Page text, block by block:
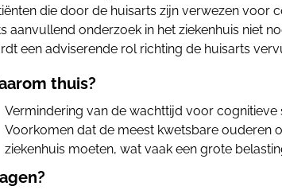
die door de huisarts zijn verwezen voor
aanvullend onderzoek in het ziekenhuis niet
een adviserende rol richting de huisarts
thuis?
Vermindering van de wachttijd voor cognitieve
Voorkomen dat de meest kwetsbare ouderen
ziekenhuis moeten, wat vaak een grote